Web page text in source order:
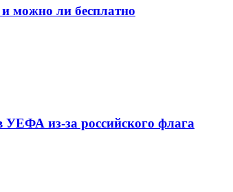
можно ли бесплатно
из-за российского флага